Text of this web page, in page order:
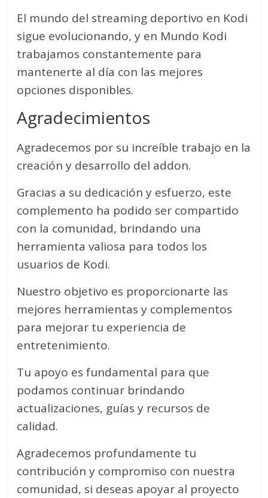
El mundo del streaming deportivo en Kodi
sigue evolucionando, y en Mundo Kodi
trabajamos constantemente para
mantenerte al día con las mejores
opciones disponibles.
Agradecimientos
Agradecemos por su increíble trabajo en la
creación y desarrollo del addon.
Gracias a su dedicación y esfuerzo, este
complemento ha podido ser compartido
con la comunidad, brindando una
herramienta valiosa para todos los
usuarios de Kodi.
Nuestro objetivo es proporcionarte las
mejores herramientas y complementos
para mejorar tu experiencia de
entretenimiento.
Tu apoyo es fundamental para que
podamos continuar brindando
actualizaciones, guías y recursos de
calidad.
Agradecemos profundamente tu
contribución y compromiso con nuestra
comunidad, si deseas apoyar al proyecto